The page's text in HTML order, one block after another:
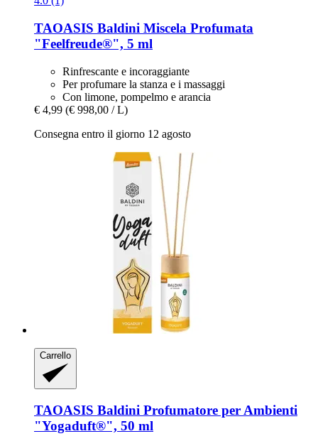
TAOASIS Baldini Miscela Profumata
"Feelfreude®", 5 ml
Rinfrescante e incoraggiante
Per profumare la stanza e i massaggi
Con limone, pompelmo e arancia
€ 4,99 (€ 998,00 / L)
Consegna entro il giorno 12 agosto
Carrello
TAOASIS Baldini Profumatore per Ambienti
"Yogaduft®", 50 ml